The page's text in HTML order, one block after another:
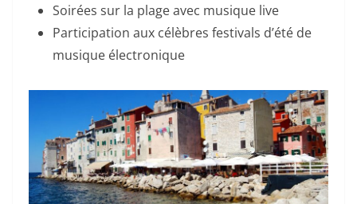
Soirées sur la plage avec musique live
Participation aux célèbres festivals d’été de
musique électronique